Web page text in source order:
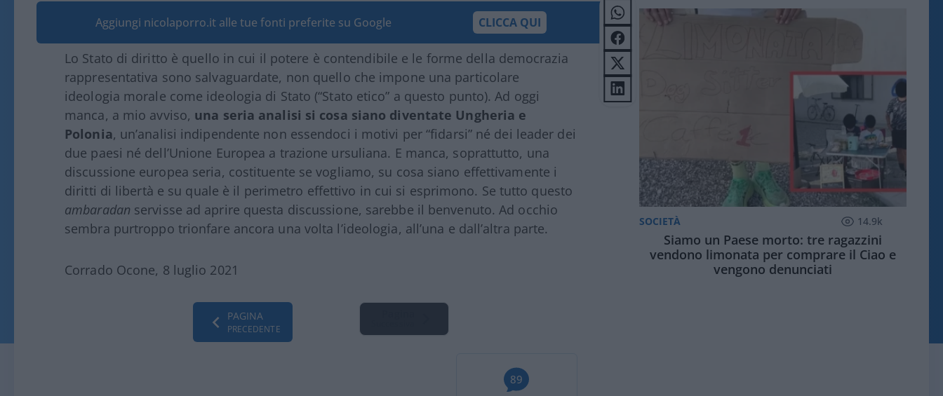
Aggiungi nicolaporro.it alle tue fonti preferite su Google CLICCA QUI
Lo Stato di diritto è quello in cui il potere è contendibile e le forme della democrazia
rappresentativa sono salvaguardate, non quello che impone una particolare
ideologia morale come ideologia di Stato (“Stato etico” a questo punto). Ad oggi
manca, a mio avviso, una seria analisi si cosa siano diventate Ungheria e
Polonia, un’analisi indipendente non essendoci i motivi per “fidarsi” né dei leader dei
due paesi né dell’Unione Europea a trazione ursuliana. E manca, soprattutto, una
discussione europea seria, costituente se vogliamo, su cosa siano effettivamente i
diritti di libertà e su quale è il perimetro effettivo in cui si esprimono. Se tutto questo
ambaradan servisse ad aprire questa discussione, sarebbe il benvenuto. Ad occhio
sembra purtroppo trionfare ancora una volta l’ideologia, all’una e dall’altra parte.
Corrado Ocone, 8 luglio 2021
PAGINA
PRECEDENTE
89
SOCIETÀ 14.9k
Siamo un Paese morto: tre ragazzini
vendono limonata per comprare il Ciao e
vengono denunciati